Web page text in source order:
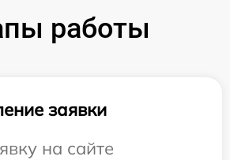
работы
заявки
на сайте